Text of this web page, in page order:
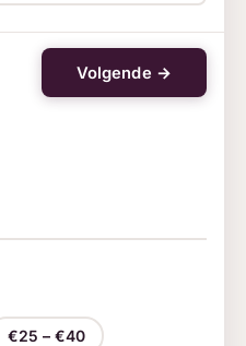
Volgende →
€25 – €40